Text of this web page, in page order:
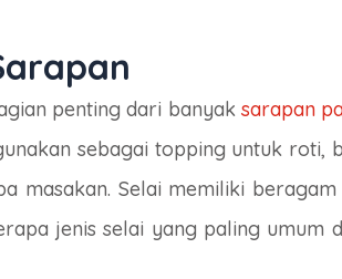
penting dari banyaksarapan
sebagai topping untuk roti,
masakan. Selai memiliki
jenis selai yang paling umum